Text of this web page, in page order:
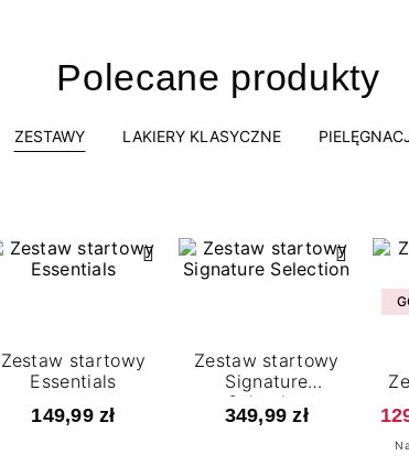
Polecane produkty
ZESTAWY LAKIERY KLASYCZNE
Zestaw startowy
Essentials
149,99 zł
Zestaw startowy
Signature
Selection
349,99 zł